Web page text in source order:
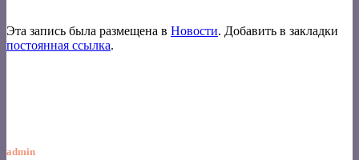
Эта запись была размещена в Новости. Добавить в закладки
постоянная ссылка.
admin